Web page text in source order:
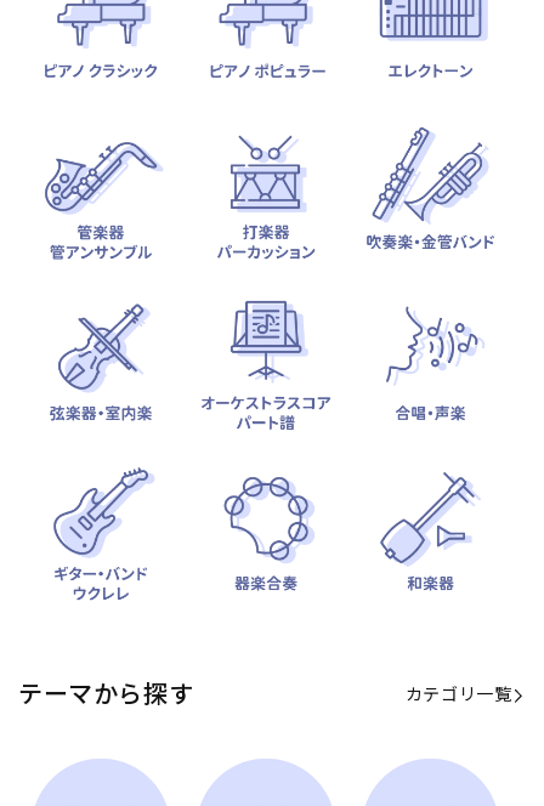
テーマから探す カテゴリ一覧